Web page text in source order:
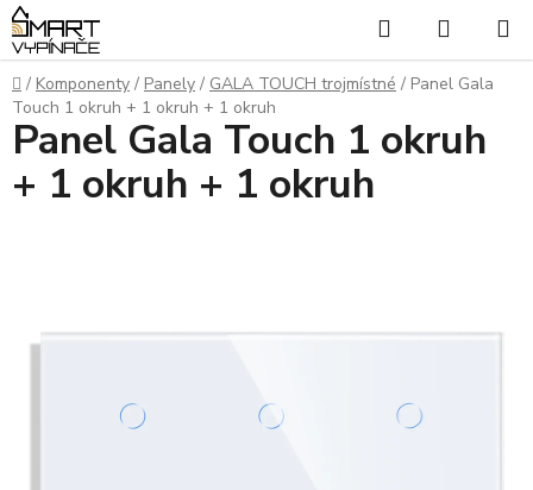
Přejít
na
obsah
Hledat
KOŠÍK
Domů
/ Komponenty / Panely / GALA TOUCH trojmístné / Panel Gala
Touch 1 okruh + 1 okruh + 1 okruh
Panel Gala Touch 1 okruh
+ 1 okruh + 1 okruh